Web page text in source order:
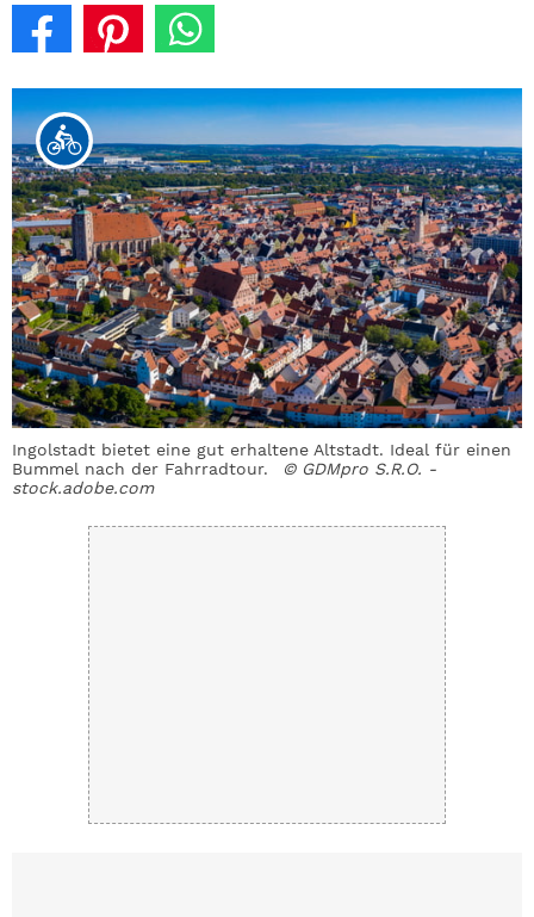
Ingolstadt bietet eine gut erhaltene Altstadt. Ideal für einen
Bummel nach der Fahrradtour.
© GDMpro S.R.O. -
stock.adobe.com